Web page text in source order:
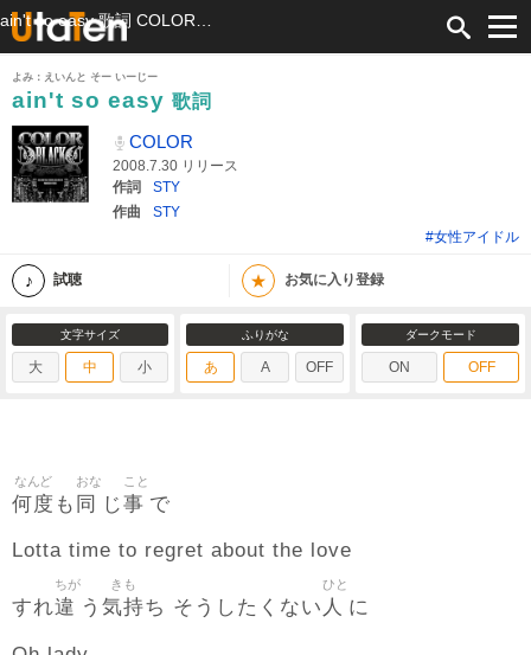
よみ：えいんと そー いーじー
ain't so easy 歌詞
COLOR
2008.7.30 リリース
作詞
STY
作曲
STY
#女性アイドル
試聴 ★ お気に入り登録
文字サイズ
大 中 小
ふりがな
あ A OFF
ダークモード
ON OFF
何度
なんど
も 同
おな
じ事
こと
で
Lotta time to regret about the love
すれ違
ちが
う 気持
きも
ち そうしたくない 人
ひと
に